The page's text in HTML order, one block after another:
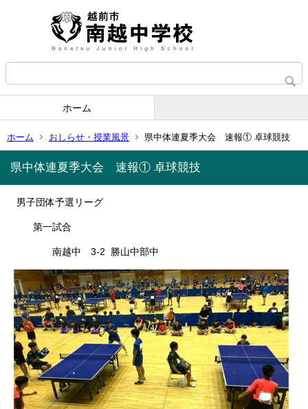
ホーム
ホーム おしらせ・授業風景 県中体連夏季大会 速報① 卓球競技
県中体連夏季大会 速報① 卓球競技
男子団体予選リーグ
第一試合
南越中 3-2 勝山中部中